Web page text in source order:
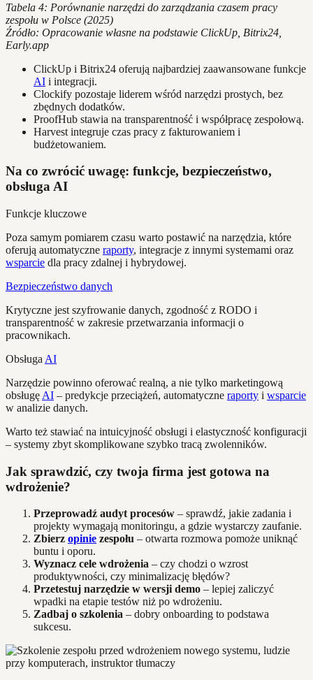
Tabela 4: Porównanie narzędzi do zarządzania czasem pracy
zespołu w Polsce (2025)
Źródło: Opracowanie własne na podstawie ClickUp, Bitrix24,
Early.app
ClickUp i Bitrix24 oferują najbardziej zaawansowane funkcje
AI i integracji.
Clockify pozostaje liderem wśród narzędzi prostych, bez
zbędnych dodatków.
ProofHub stawia na transparentność i współpracę zespołową.
Harvest integruje czas pracy z fakturowaniem i
budżetowaniem.
Na co zwrócić uwagę: funkcje, bezpieczeństwo,
obsługa AI
Funkcje kluczowe
Poza samym pomiarem czasu warto postawić na narzędzia, które
oferują automatyczne raporty, integracje z innymi systemami oraz
wsparcie dla pracy zdalnej i hybrydowej.
Bezpieczeństwo danych
Krytyczne jest szyfrowanie danych, zgodność z RODO i
transparentność w zakresie przetwarzania informacji o
pracownikach.
Obsługa AI
Narzędzie powinno oferować realną, a nie tylko marketingową
obsługę AI – predykcje przeciążeń, automatyczne raporty i wsparcie
w analizie danych.
Warto też stawiać na intuicyjność obsługi i elastyczność konfiguracji
– systemy zbyt skomplikowane szybko tracą zwolenników.
Jak sprawdzić, czy twoja firma jest gotowa na
wdrożenie?
Przeprowadź audyt procesów – sprawdź, jakie zadania i
projekty wymagają monitoringu, a gdzie wystarczy zaufanie.
Zbierz opinie zespołu – otwarta rozmowa pomoże uniknąć
buntu i oporu.
Wyznacz cele wdrożenia – czy chodzi o wzrost
produktywności, czy minimalizację błędów?
Przetestuj narzędzie w wersji demo – lepiej zaliczyć
wpadki na etapie testów niż po wdrożeniu.
Zadbaj o szkolenia – dobry onboarding to podstawa
sukcesu.